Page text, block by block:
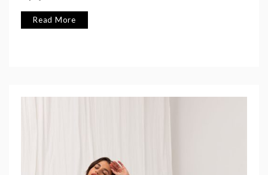
Read More